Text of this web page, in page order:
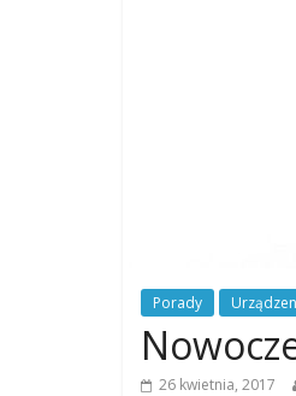
Porady
26 kwietnia, 2017